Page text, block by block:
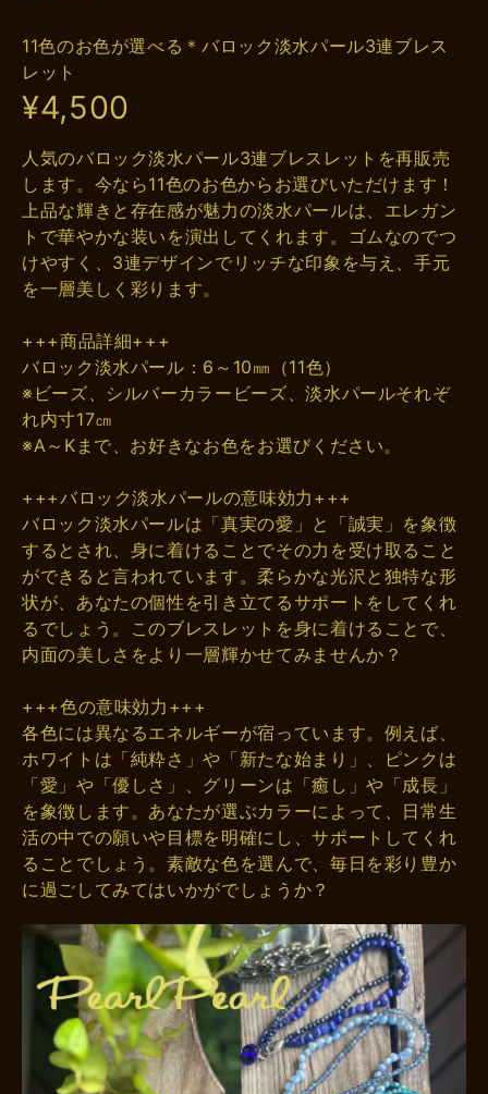
11色のお色が選べる＊バロック淡水パール3連ブレス
レット
¥4,500
人気のバロック淡水パール3連ブレスレットを再販売
します。今なら11色のお色からお選びいただけます！
上品な輝きと存在感が魅力の淡水パールは、エレガン
トで華やかな装いを演出してくれます。ゴムなのでつ
けやすく、3連デザインでリッチな印象を与え、手元
を一層美しく彩ります。
+++商品詳細+++
バロック淡水パール：6～10㎜（11色）
※ビーズ、シルバーカラービーズ、淡水パールそれぞ
れ内寸17㎝
※A～Kまで、お好きなお色をお選びください。
+++バロック淡水パールの意味効力+++
バロック淡水パールは「真実の愛」と「誠実」を象徴
するとされ、身に着けることでその力を受け取ること
ができると言われています。柔らかな光沢と独特な形
状が、あなたの個性を引き立てるサポートをしてくれ
るでしょう。このブレスレットを身に着けることで、
内面の美しさをより一層輝かせてみませんか？
+++色の意味効力+++
各色には異なるエネルギーが宿っています。例えば、
ホワイトは「純粋さ」や「新たな始まり」、ピンクは
「愛」や「優しさ」、グリーンは「癒し」や「成長」
を象徴します。あなたが選ぶカラーによって、日常生
活の中での願いや目標を明確にし、サポートしてくれ
ることでしょう。素敵な色を選んで、毎日を彩り豊か
に過ごしてみてはいかがでしょうか？